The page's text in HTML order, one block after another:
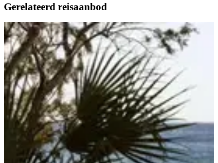
Gerelateerd reisaanbod